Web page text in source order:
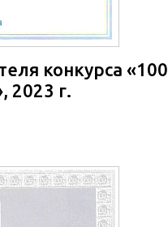
конкурса
2023 г.